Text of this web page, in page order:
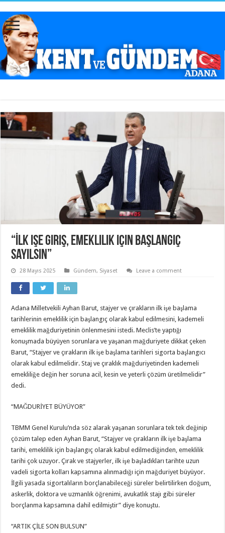
“İlk işe giriş, emeklilik için başlangıç
sayılsın”
28 Mayıs 2025 Gündem, Siyaset Leave a comment
Adana Milletvekili Ayhan Barut, stajyer ve çırakların ilk işe başlama
tarihlerinin emeklilik için başlangıç olarak kabul edilmesini, kademeli
emeklilik mağduriyetinin önlenmesini istedi. Meclis’te yaptığı
konuşmada büyüyen sorunlara ve yaşanan mağduriyete dikkat çeken
Barut, “Stajyer ve çırakların ilk işe başlama tarihleri sigorta başlangıcı
olarak kabul edilmelidir. Staj ve çıraklık mağduriyetinden kademeli
emekliliğe değin her soruna acil, kesin ve yeterli çözüm üretilmelidir”
dedi.
“MAĞDURİYET BÜYÜYOR”
TBMM Genel Kurulu’nda söz alarak yaşanan sorunlara tek tek değinip
çözüm talep eden Ayhan Barut, “Stajyer ve çırakların ilk işe başlama
tarihi, emeklilik için başlangıç olarak kabul edilmediğinden, emeklilik
tarihi çok uzuyor. Çırak ve stajyerler, ilk işe başladıkları tarihte uzun
vadeli sigorta kolları kapsamına alınmadığı için mağduriyet büyüyor.
İlgili yasada sigortalıların borçlanabileceği süreler belirtilirken doğum,
askerlik, doktora ve uzmanlık öğrenimi, avukatlık stajı gibi süreler
borçlanma kapsamına dahil edilmiştir” diye konuştu.
“ARTIK ÇİLE SON BULSUN”